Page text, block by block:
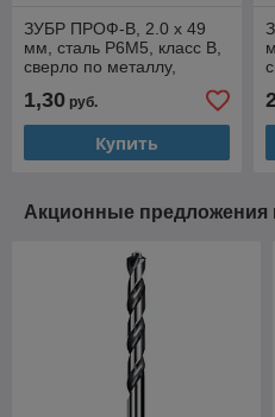
ЗУБР ПРОФ-В, 2.0 х 49
мм, сталь Р6М5, класс В,
сверло по металлу,
Профессионал (29621-2)
1,30 руб.
Купить
Акционные предложения